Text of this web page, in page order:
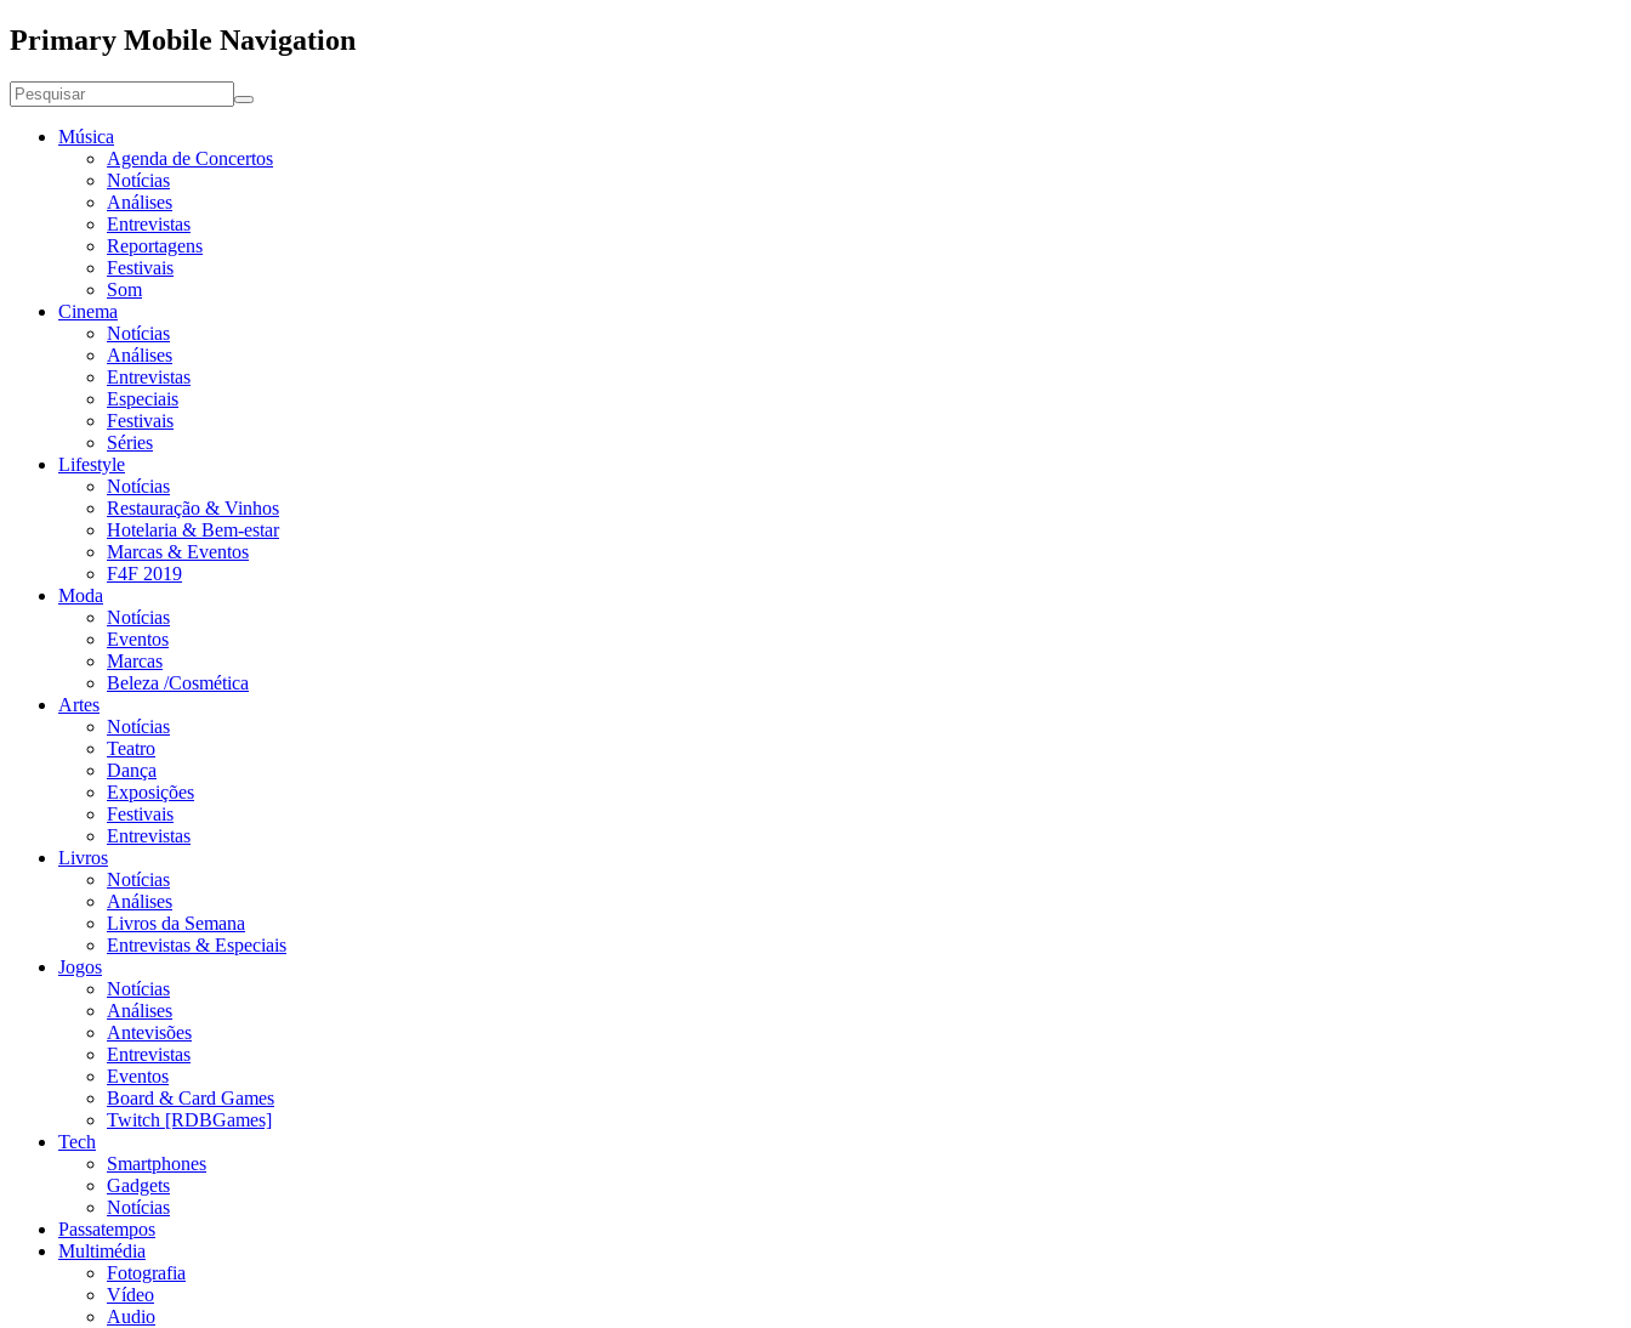
Primary Mobile Navigation
Música
Agenda de Concertos
Notícias
Análises
Entrevistas
Reportagens
Festivais
Som
Cinema
Notícias
Análises
Entrevistas
Especiais
Festivais
Séries
Lifestyle
Notícias
Restauração & Vinhos
Hotelaria & Bem-estar
Marcas & Eventos
F4F 2019
Moda
Notícias
Eventos
Marcas
Beleza /Cosmética
Artes
Notícias
Teatro
Dança
Exposições
Festivais
Entrevistas
Livros
Notícias
Análises
Livros da Semana
Entrevistas & Especiais
Jogos
Notícias
Análises
Antevisões
Entrevistas
Eventos
Board & Card Games
Twitch [RDBGames]
Tech
Smartphones
Gadgets
Notícias
Passatempos
Multimédia
Fotografia
Vídeo
Audio